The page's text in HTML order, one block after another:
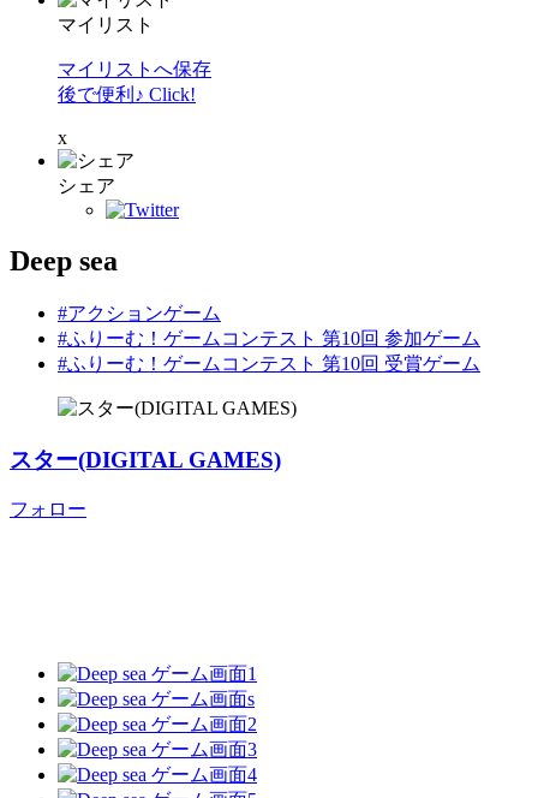
マイリスト
マイリストへ保存
後で便利♪ Click!
x
シェア
Deep sea
#アクションゲーム
#ふりーむ！ゲームコンテスト 第10回 参加ゲーム
#ふりーむ！ゲームコンテスト 第10回 受賞ゲーム
スター(DIGITAL GAMES)
フォロー